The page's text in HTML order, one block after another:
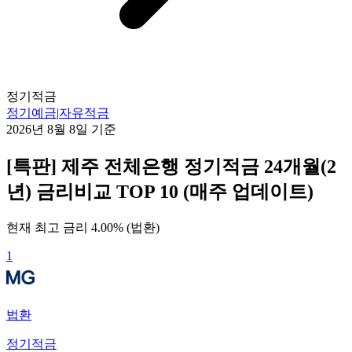
정기적금
정기예금|자유적금
2026년 8월 8일 기준
[특판] 제주 전체은행 정기적금 24개월(2
년) 금리비교 TOP 10 (매주 업데이트)
현재 최고 금리 4.00% (법환)
1
법환
정기적금